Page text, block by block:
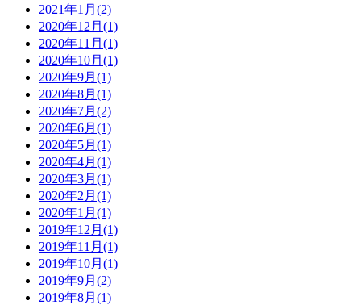
2021年1月(2)
2020年12月(1)
2020年11月(1)
2020年10月(1)
2020年9月(1)
2020年8月(1)
2020年7月(2)
2020年6月(1)
2020年5月(1)
2020年4月(1)
2020年3月(1)
2020年2月(1)
2020年1月(1)
2019年12月(1)
2019年11月(1)
2019年10月(1)
2019年9月(2)
2019年8月(1)